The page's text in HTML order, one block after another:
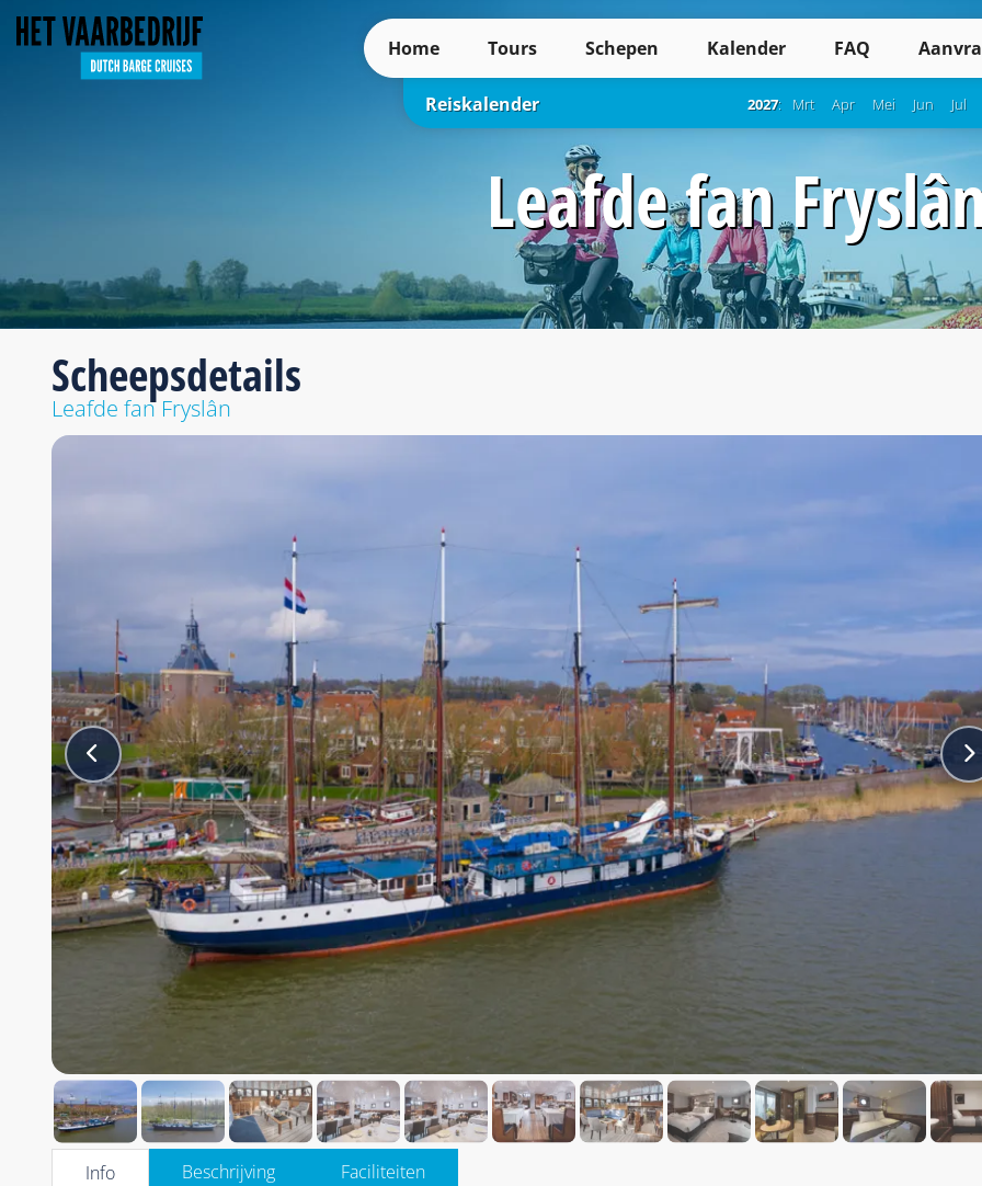
Reiskalender 2027: Mrt Apr Mei Jun Jul
Home Tours Schepen Kalender FAQ
Leafde fan
Scheepsdetails
Leafde fan Fryslân
Info Beschrijving Faciliteiten